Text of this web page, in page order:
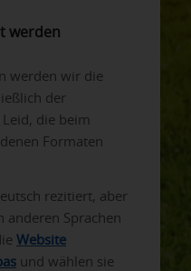
werden
werden wir die
der
die beim
Formaten
rezitiert, aber
anderen Sprachen
Website
und wählen sie